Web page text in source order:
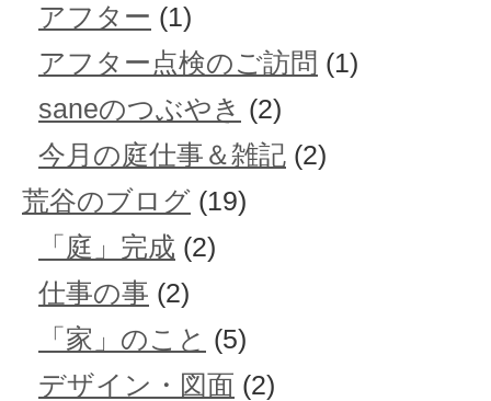
アフター (1)
アフター点検のご訪問 (1)
saneのつぶやき (2)
今月の庭仕事＆雑記 (2)
荒谷のブログ (19)
「庭」完成 (2)
仕事の事 (2)
「家」のこと (5)
デザイン・図面 (2)